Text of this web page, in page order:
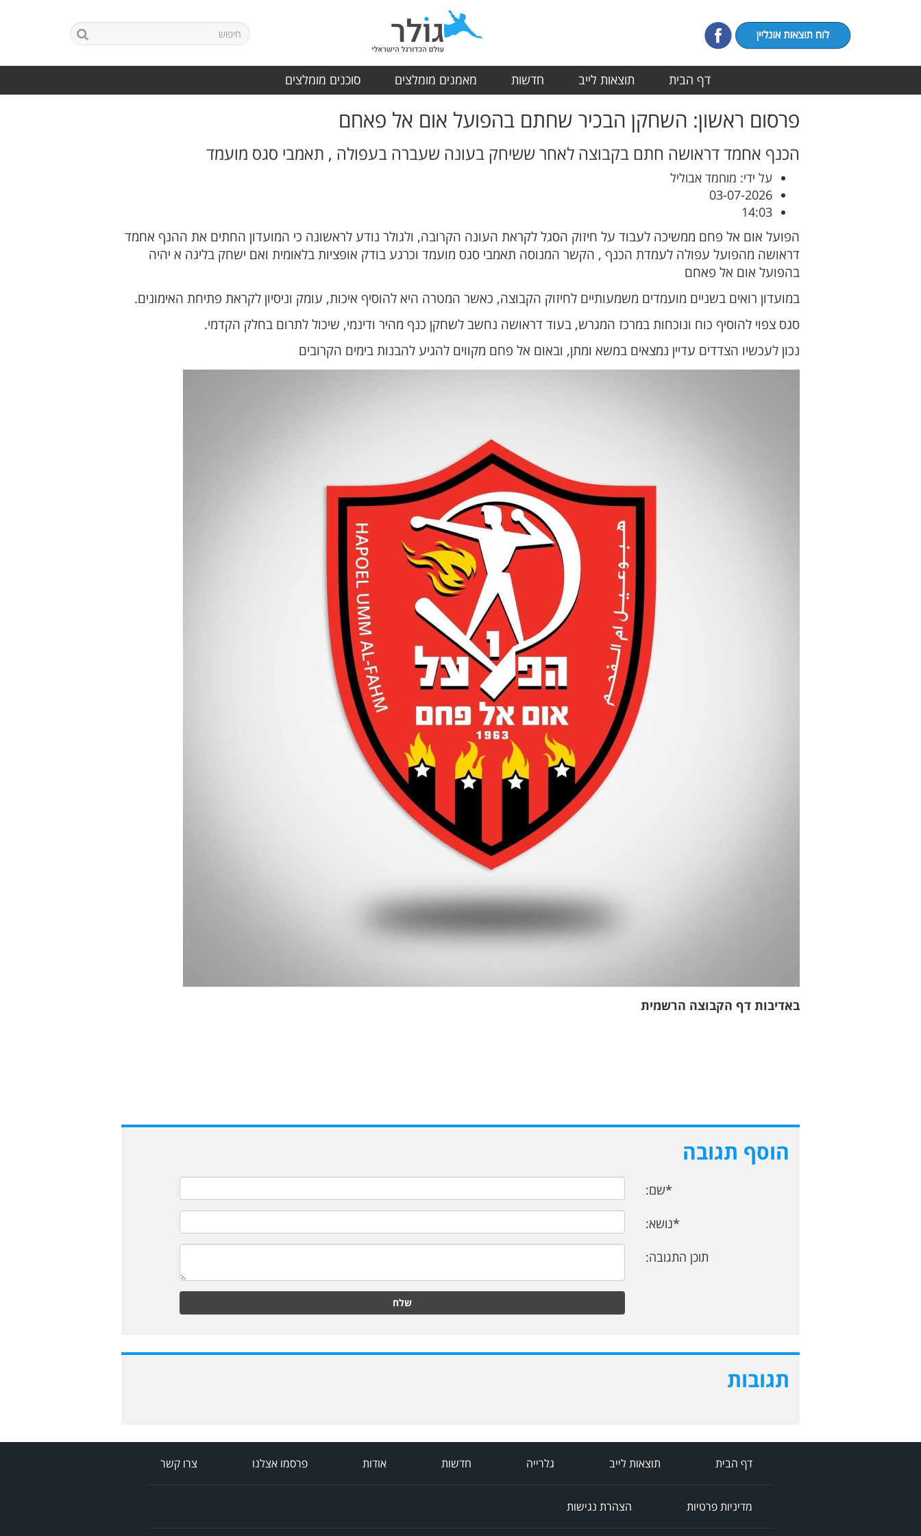
דף הבית תוצאות לייב חדשות מאמנים מומלצים סוכנים מומלצים
פרסום ראשון: השחקן הבכיר שחתם בהפועל אום אל פאחם
הכנף אחמד דראושה חתם בקבוצה לאחר ששיחק בעונה שעברה בעפולה , תאמבי סגס מועמד
על ידי: מוחמד אבוליל
03-07-2026
14:03
הפועל אום אל פחם ממשיכה לעבוד על חיזוק הסגל לקראת העונה הקרובה, ולגולר נודע לראשונה כי המועדון החתים את ההנף אחמד
דראושה מהפועל עפולה לעמדת הכנף , הקשר המנוסה תאמבי סגס מועמד וכרגע בודק אופציות בלאומית ואם ישחק בליגה א יהיה
בהפועל אום אל פאחם
במועדון רואים בשניים מועמדים משמעותיים לחיזוק הקבוצה, כאשר המטרה היא להוסיף איכות, עומק וניסיון לקראת פתיחת האימונים.
סגס צפוי להוסיף כוח ונוכחות במרכז המגרש, בעוד דראושה נחשב לשחקן כנף מהיר ודינמי, שיכול לתרום בחלק הקדמי.
נכון לעכשיו הצדדים עדיין נמצאים במשא ומתן, ובאום אל פחם מקווים להגיע להבנות בימים הקרובים
באדיבות דף הקבוצה הרשמית
הוסף תגובה
*שם:
*נושא:
תוכן התגובה:
שלח
תגובות
דף הבית תוצאות לייב גלרייה חדשות אודות פרסמו אצלנו צרו קשר
מדיניות פרטיות הצהרת נגישות